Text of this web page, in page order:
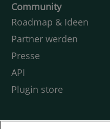
Community
Roadmap & Ideen
Partner werden
Presse
API
Plugin store